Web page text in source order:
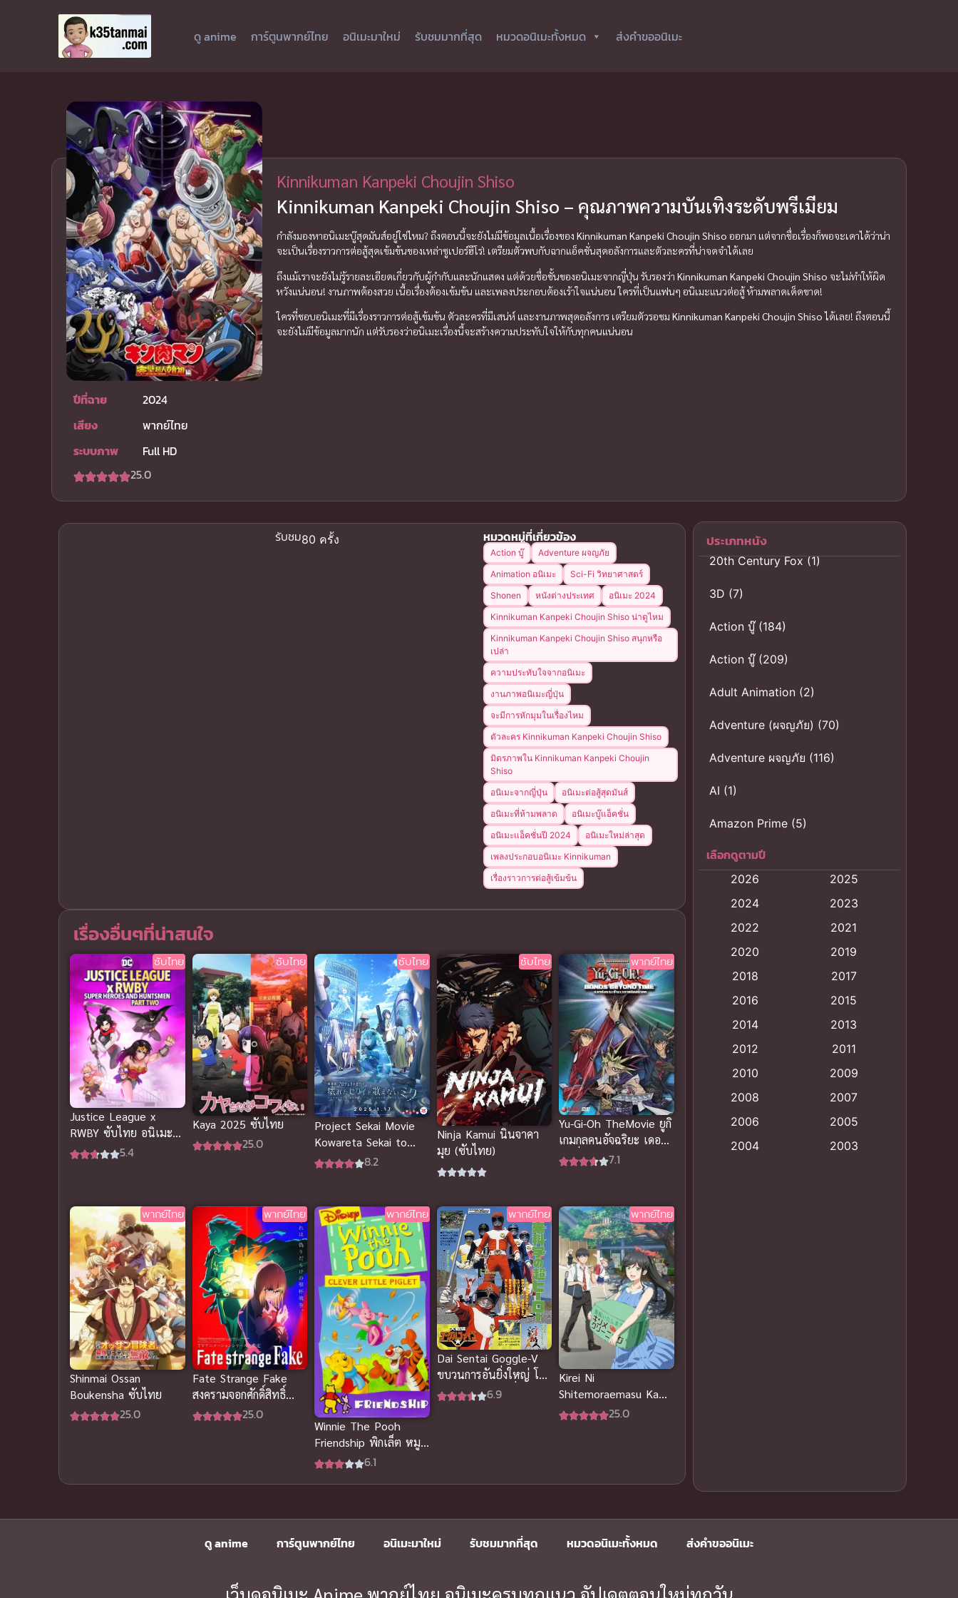
ดู anime การ์ตูนพากย์ไทย อนิเมะมาใหม่ รับชมมากที่สุด หมวดอนิเมะทั้งหมด ส่งคำขออนิเมะ
ปีที่ฉาย
2024
เสียง
พากย์ไทย
ระบบภาพ
Full HD
25.0
Kinnikuman Kanpeki Choujin Shiso
Kinnikuman Kanpeki Choujin Shiso – คุณภาพความบันเทิงระดับพรีเมียม
กำลังมองหาอนิเมะบู๊สุดมันส์อยู่ใช่ไหม? ถึงตอนนี้จะยังไม่มีข้อมูลเนื้อเรื่องของ Kinnikuman Kanpeki Choujin Shiso ออกมา แต่จากชื่อเรื่องก็พอจะเดาได้ว่าน่า
จะเป็นเรื่องราวการต่อสู้สุดเข้มข้นของเหล่าซูเปอร์ฮีโร่! เตรียมตัวพบกับฉากแอ็คชั่นสุดอลังการและตัวละครที่น่าจดจำได้เลย
ถึงแม้เราจะยังไม่รู้รายละเอียดเกี่ยวกับผู้กำกับและนักแสดง แต่ด้วยชื่อชั้นของอนิเมะจากญี่ปุ่น รับรองว่า Kinnikuman Kanpeki Choujin Shiso จะไม่ทำให้ผิด
หวังแน่นอน! งานภาพต้องสวย เนื้อเรื่องต้องเข้มข้น และเพลงประกอบต้องเร้าใจแน่นอน ใครที่เป็นแฟนๆ อนิเมะแนวต่อสู้ ห้ามพลาดเด็ดขาด!
ใครที่ชอบอนิเมะที่มีเรื่องราวการต่อสู้เข้มข้น ตัวละครที่มีเสน่ห์ และงานภาพสุดอลังการ เตรียมตัวรอชม Kinnikuman Kanpeki Choujin Shisoได้เลย! ถึงตอนนี้
จะยังไม่มีข้อมูลมากนัก แต่รับรองว่าอนิเมะเรื่องนี้จะสร้างความประทับใจให้กับทุกคนแน่นอน
รับชม80 ครั้ง หมวดหมู่ที่เกี่ยวข้อง
Action บู๊
Adventure ผจญภัย
Animation อนิเมะ
Sci-Fi วิทยาศาสตร์
Shonen
หนังต่างประเทศ
อนิเมะ 2024
Kinnikuman Kanpeki Choujin Shiso น่าดูไหม
Kinnikuman Kanpeki Choujin Shiso สนุกหรือ
เปล่า
ความประทับใจจากอนิเมะ
งานภาพอนิเมะญี่ปุ่น
จะมีการหักมุมในเรื่องไหม
ตัวละคร Kinnikuman Kanpeki Choujin Shiso
มิตรภาพใน Kinnikuman Kanpeki Choujin
Shiso
อนิเมะจากญี่ปุ่น
อนิเมะต่อสู้สุดมันส์
อนิเมะที่ห้ามพลาด
อนิเมะบู๊แอ็คชั่น
อนิเมะแอ็คชั่นปี 2024
อนิเมะใหม่ล่าสุด
เพลงประกอบอนิเมะ Kinnikuman
เรื่องราวการต่อสู้เข้มข้น
เรื่องอื่นๆที่น่าสนใจ
ซับไทย
Justice League x
RWBY ซับไทย อนิเมะซู
เปอร์ฮีโร่สุดมันส์แบบจัด
5.4
ซับไทย
Kaya 2025 ซับไทย
25.0
ซับไทย
Project Sekai Movie
Kowareta Sekai to
Utaenai Miku ซับไทย
8.2
ซับไทย
Ninja Kamui นินจาคา
มุย (ซับไทย)
พากย์ไทย
Yu-Gi-Oh TheMovie ยูกิ
เกมกลคนอัจฉริยะ เดอะ
มูฟวี่ แมตช์มรณะข้าม
7.1
พากย์ไทย
Shinmai Ossan
Boukensha ซับไทย
25.0
พากย์ไทย
Fate Strange Fake
สงครามจอกศักดิ์สิทธิ์
ปลอม ซับไทย
25.0
พากย์ไทย
Winnie The Pooh
Friendship พิกเล็ต หมู
น้อยคนเก่ง พากย์ไทย อ
6.1
พากย์ไทย
Dai Sentai Goggle-V
ขบวนการอันยิ่งใหญ่ โก
กุลไฟว์ เดอะมูฟวี่ พากย์
6.9
พากย์ไทย
Kirei Ni
Shitemoraemasu Ka
ซับไทย
25.0
ประเภทหนัง
20th Century Fox(1)
3D (7)
Action บู๊(184)
Action บู๊(209)
Adult Animation (2)
Adventure (ผจญภัย) (70)
Adventure ผจญภัย (116)
AI (1)
Amazon Prime (5)
Anal (ประตูหลัง)
Animation การ์ตูน
Animation อนิเมะ
Animation แอนิเมชัน (19)
anime(9)
Big tits (นมใหญ่)
Bitch (ผู้หญิงร่าน)
Crime อาชญากรรม
เลือกดูตามปี
2026
2025
2024
2023
2022
2021
2020
2019
2018
2017
2016
2015
2014
2013
2012
2011
2010
2009
2008
2007
2006
2005
2004
2003
ดู anime การ์ตูนพากย์ไทย อนิเมะมาใหม่ รับชมมากที่สุด หมวดอนิเมะทั้งหมด ส่งคำขออนิเมะ